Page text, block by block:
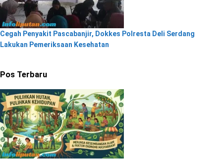
Cegah Penyakit Pascabanjir, Dokkes Polresta Deli Serdang
Lakukan Pemeriksaan Kesehatan
Pos Terbaru